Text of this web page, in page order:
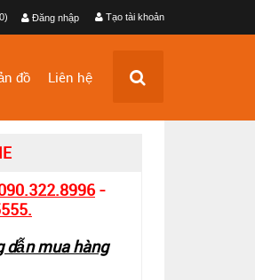
Đăng nhập Tạo tài khoản
đồ Liên hệ
-
dẫn mua hàng